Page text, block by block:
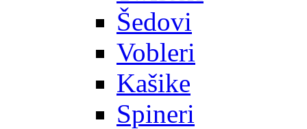
Šedovi
Vobleri
Kašike
Spineri